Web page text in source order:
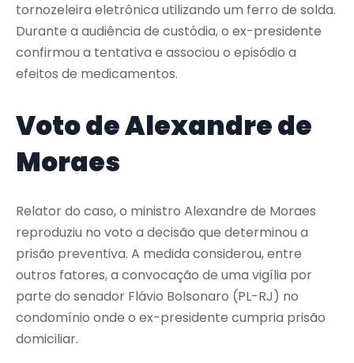
tornozeleira eletrônica utilizando um ferro de solda.
Durante a audiência de custódia, o ex-presidente
confirmou a tentativa e associou o episódio a
efeitos de medicamentos.
Voto de Alexandre de
Moraes
Relator do caso, o ministro Alexandre de Moraes
reproduziu no voto a decisão que determinou a
prisão preventiva. A medida considerou, entre
outros fatores, a convocação de uma vigília por
parte do senador Flávio Bolsonaro (PL-RJ) no
condomínio onde o ex-presidente cumpria prisão
domiciliar.